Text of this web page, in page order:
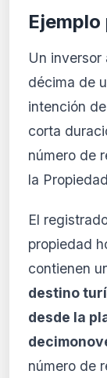
Un inversor
décima de
intención
corta
número de
la
El
propiedad
contienen
destino
desde la
número de